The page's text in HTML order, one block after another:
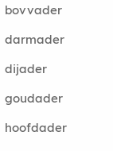
bovvader
darmader
dijader
goudader
hoofdader